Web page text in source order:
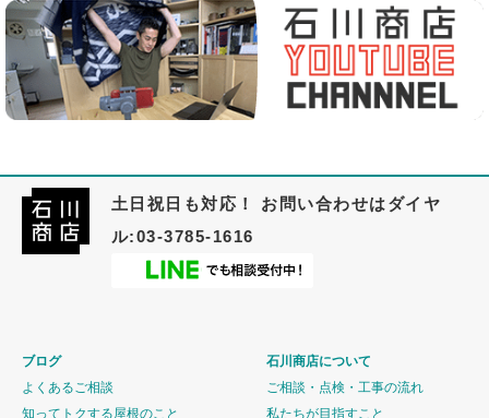
土日祝日も対応！ お問い合わせはダイヤ
ル:03-3785-1616
ブログ
よくあるご相談
知ってトクする屋根のこと
石川商店について
ご相談・点検・工事の流れ
私たちが目指すこと